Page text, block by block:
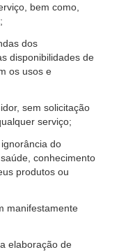
bem como,
dos
disponibilidades de
os usos e
sem solicitação
serviço;
do
conhecimento
produtos ou
manifestamente
elaboração de